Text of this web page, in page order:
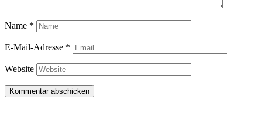
Name *
E-Mail-Adresse *
Website